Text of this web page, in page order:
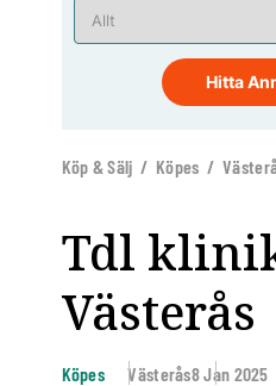
Hitta
Köp & Sälj / Köpes /
Tdl
Västerås
Köpes Västerås8 Jan 2025